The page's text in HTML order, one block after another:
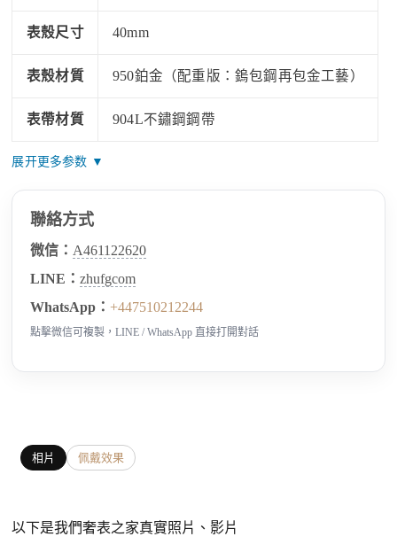
表殼尺寸 40mm
表殼材質 950鉑金（配重版：鎢包鋼再包金工藝）
表帶材質 904L不鏽鋼鋼帶
展开更多参数 ▼
聯絡方式
微信： A461122620
LINE：zhufgcom
WhatsApp：+447510212244
點擊微信可複製，LINE / WhatsApp 直接打開對話
相片 佩戴效果
以下是我們奢表之家真實照片、影片